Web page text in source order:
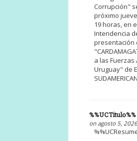
Corrupción"
próximo
19 horas, en
Intendencia
presentación
a las Fuerzas
Uruguay" de
%%UCTitulo%%
on agosto 5,